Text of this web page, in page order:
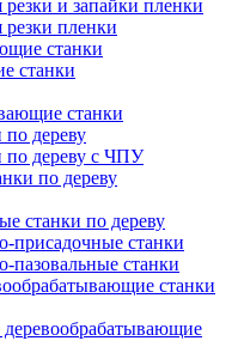
и запайки пленки
резки пленки
станки
станки
станки
дереву
по дереву с ЧПУ
по дереву
станки по дереву
присадочные станки
пазовальные станки
станки